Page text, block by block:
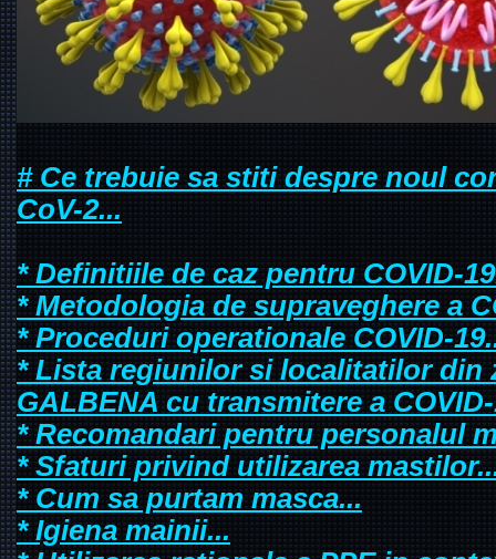
# Ce trebuie sa stiti despre noul
CoV-2...
* Definitiile de caz pentru COVID-
* Metodologia de supraveghere a
* Proceduri operationale COVID-
* Lista regiunilor si localitatilor din
GALBENA cu transmitere a
* Recomandari pentru personalul
* Sfaturi privind utilizarea
* Cum sa purtam masca...
* Igiena mainii...